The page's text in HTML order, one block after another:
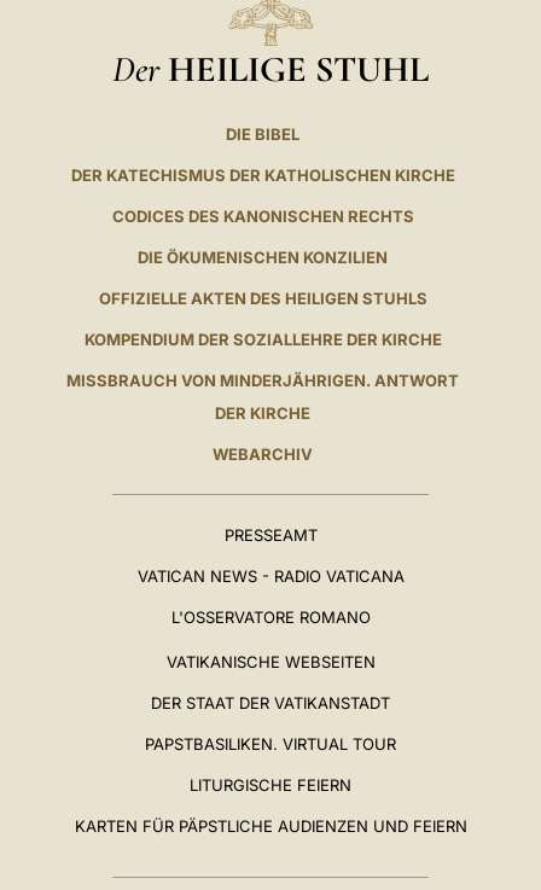
Der HEILIGE STUHL
DIE BIBEL
DER KATECHISMUS DER KATHOLISCHEN KIRCHE
CODICES DES KANONISCHEN RECHTS
DIE ÖKUMENISCHEN KONZILIEN
OFFIZIELLE AKTEN DES HEILIGEN STUHLS
KOMPENDIUM DER SOZIALLEHRE DER KIRCHE
MISSBRAUCH VON MINDERJÄHRIGEN. ANTWORT
DER KIRCHE
WEBARCHIV
PRESSEAMT
VATICAN NEWS - RADIO VATICANA
L'OSSERVATORE ROMANO
VATIKANISCHE WEBSEITEN
DER STAAT DER VATIKANSTADT
PAPSTBASILIKEN. VIRTUAL TOUR
LITURGISCHE FEIERN
KARTEN FÜR PÄPSTLICHE AUDIENZEN UND FEIERN